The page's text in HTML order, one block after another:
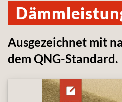
Ausgezeichnet mit
dem QNG-Standard.